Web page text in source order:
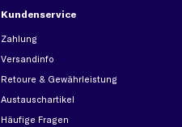
Kundenservice
Zahlung
Versandinfo
Retoure & Gewährleistung
Austauschartikel
Häufige Fragen